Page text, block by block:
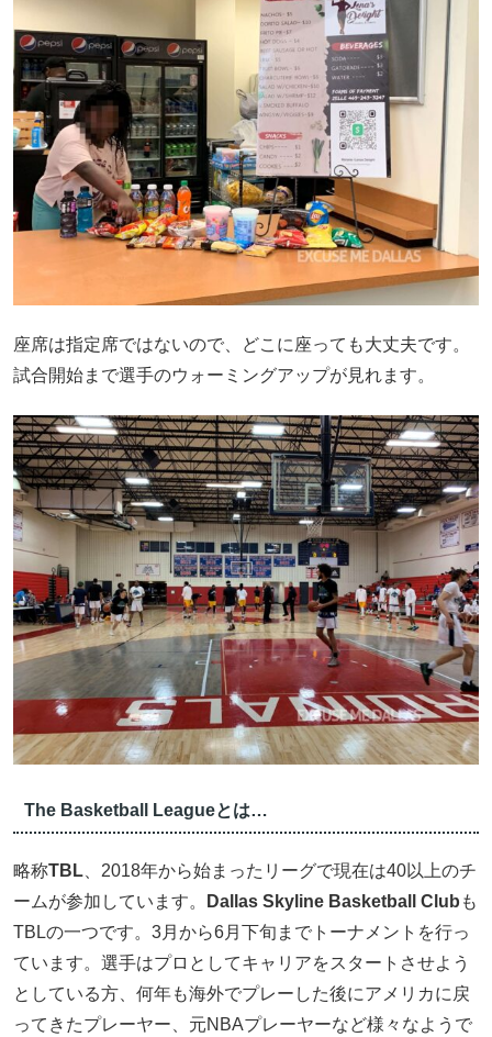
座席は指定席ではないので、どこに座っても大丈夫です。
試合開始まで選手のウォーミングアップが見れます。
The Basketball Leagueとは…
略称TBL 、2018年から始まったリーグで現在は40以上のチ
ームが参加しています。
Dallas Skyline Basketball Club も
TBLの一つです。3月から6月下旬までトーナメントを行っ
ています。選手はプロとしてキャリアをスタートさせよう
としている方、何年も海外でプレーした後にアメリカに戻
ってきたプレーヤー、元NBAプレーヤーなど様々なようで